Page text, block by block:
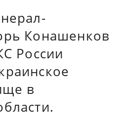
Конашенков
России
в